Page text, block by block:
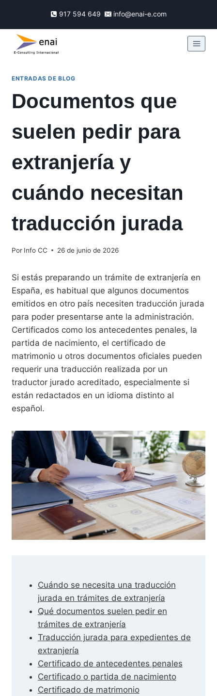
917 594 649 info@enai-e.com
ENTRADAS DE BLOG
Documentos que
suelen pedir para
extranjería y
cuándo necesitan
traducción jurada
Por Info CC 26 de junio de 2026
Si estás preparando un trámite de extranjería en
España, es habitual que algunos documentos
emitidos en otro país necesiten traducción jurada
para poder presentarse ante la administración.
Certificados como los antecedentes penales, la
partida de nacimiento, el certificado de
matrimonio u otros documentos oficiales pueden
requerir una traducción realizada por un
traductor jurado acreditado, especialmente si
están redactados en un idioma distinto al
español.
Cuándo se necesita una traducción
jurada en trámites de extranjería
Qué documentos suelen pedir en
trámites de extranjería
Traducción jurada para expedientes de
extranjería
Certificado de antecedentes penales
Certificado o partida de nacimiento
Certificado de matrimonio